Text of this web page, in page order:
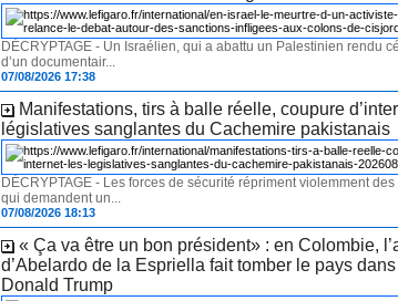
DÉCRYPTAGE - Un Israélien, qui a abattu un Palestinien rendu
d’un documentair...
07/08/2026 17:38
Manifestations, tirs à balle réelle, coupure
législatives sanglantes du Cachemire pakistanais
DÉCRYPTAGE - Les forces de sécurité répriment violemment
qui demandent un...
07/08/2026 18:13
« Ça va être un bon président» : en Colombie,
d’Abelardo de la Espriella fait tomber le pays
Donald Trump